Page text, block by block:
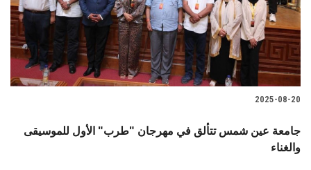
2025-08-20
جامعة عين شمس تتألق في مهرجان "طرب" الأول للموسيقى
والغناء